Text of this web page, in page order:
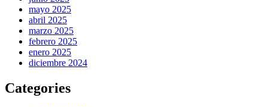
mayo 2025
abril 2025
marzo 2025
febrero 2025
enero 2025
diciembre 2024
Categories